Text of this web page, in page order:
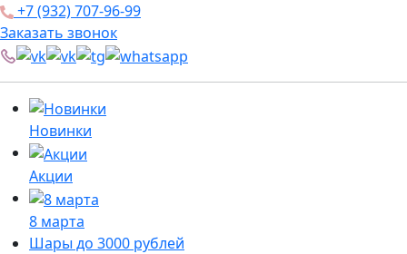
+7 (932) 707-96-99
Заказать звонок
Новинки
Акции
8 марта
Шары до 3000 рублей